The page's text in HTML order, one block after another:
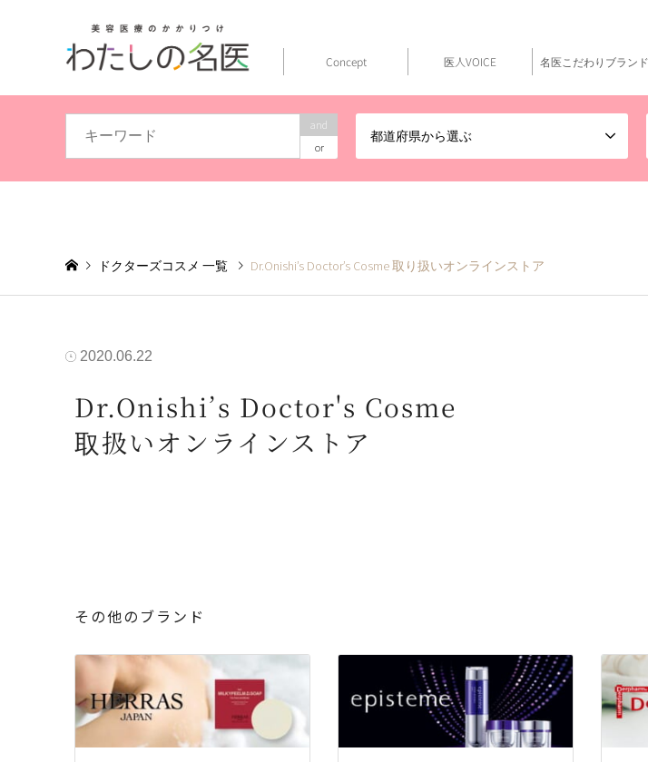
and
or
都道府県から選ぶ
Concept 医人VOICE 名医こだわりブランド
ドクターズコスメ 一覧 Dr.Onishi’s Doctor’s Cosme 取り扱いオンラインストア
2020.06.22
Dr.Onishi’s Doctor's Cosme
取扱いオンラインストア
その他のブランド